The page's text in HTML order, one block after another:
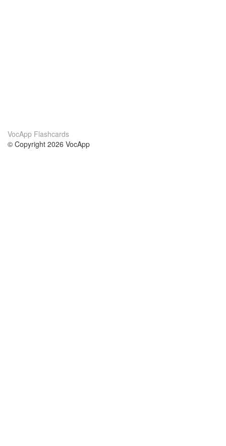
VocApp Flashcards
© Copyright 2026 VocApp